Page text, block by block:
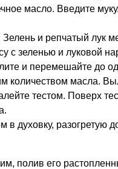
масло. Введите
Зелень и репчатый лук
с зеленью и луковой
и перемешайте до
количеством масла.
тестом. Поверх
в духовку, разогретую
полив его